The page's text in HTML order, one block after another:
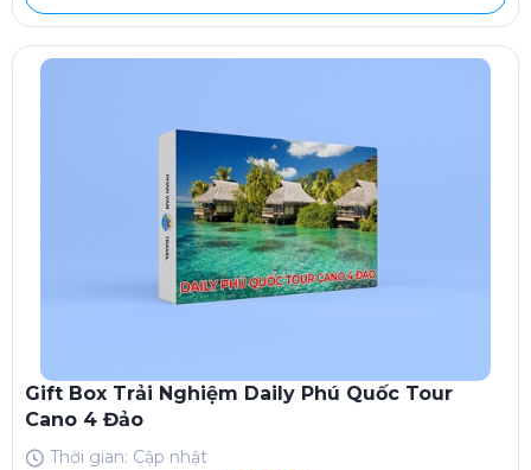
Gift Box Trải Nghiệm Daily Phú Quốc Tour
Cano 4 Đảo
Thời gian: Cập nhật